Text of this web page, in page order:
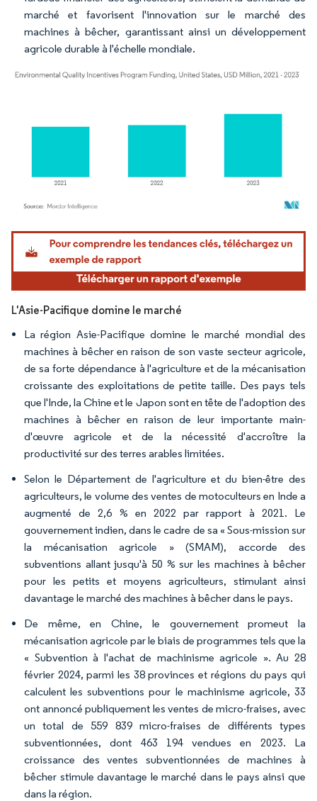
marché et favorisent l'innovation sur le marché des
machines à bêcher, garantissant ainsi un développement
agricole durable à l'échelle mondiale.
Image © Mordor Intelligence. La réutilisation nécessite une attribution sous CC BY
L'Asie-Pacifique domine le marché
La région Asie-Pacifique domine le marché mondial des
machines à bêcher en raison de son vaste secteur agricole,
de sa forte dépendance à l'agriculture et de la mécanisation
croissante des exploitations de petite taille. Des pays tels
que l'Inde, la Chine et le Japon sont en tête de l'adoption des
machines à bêcher en raison de leur importante main-
d'œuvre agricole et de la nécessité d'accroître la
productivité sur des terres arables limitées.
Selon le Département de l'agriculture et du bien-être des
agriculteurs, le volume des ventes de motoculteurs en Inde a
augmenté de 2,6 % en 2022 par rapport à 2021. Le
gouvernement indien, dans le cadre de sa « Sous-mission sur
la mécanisation agricole » (SMAM), accorde des
subventions allant jusqu'à 50 % sur les machines à bêcher
pour les petits et moyens agriculteurs, stimulant ainsi
davantage le marché des machines à bêcher dans le pays.
De même, en Chine, le gouvernement promeut la
mécanisation agricole par le biais de programmes tels que la
« Subvention à l'achat de machinisme agricole ». Au 28
février 2024, parmi les 38 provinces et régions du pays qui
calculent les subventions pour le machinisme agricole, 33
ont annoncé publiquement les ventes de micro-fraises, avec
un total de 559 839 micro-fraises de différents types
subventionnées, dont 463 194 vendues en 2023. La
croissance des ventes subventionnées de machines à
bêcher stimule davantage le marché dans le pays ainsi que
dans la région.